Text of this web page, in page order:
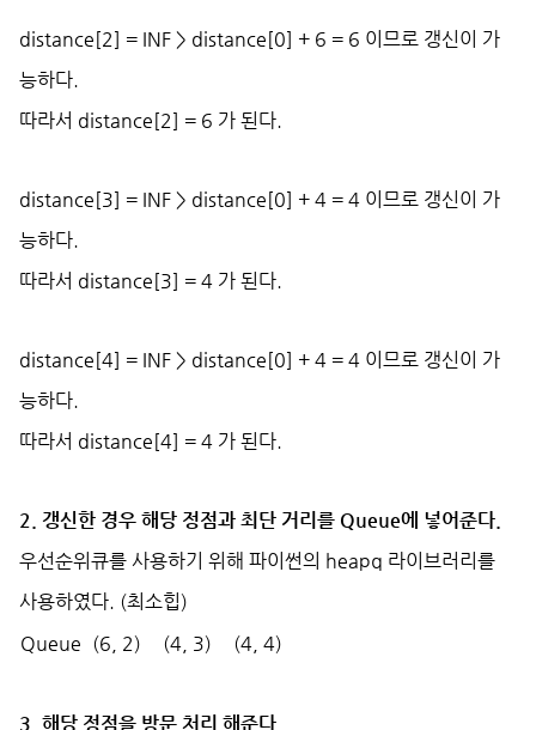
distance[2] = INF > distance[0] + 6 = 6 이므로 갱신이 가
능하다.
따라서 distance[2] = 6 가 된다.
distance[3] = INF > distance[0] + 4 = 4 이므로 갱신이 가
능하다.
따라서 distance[3] = 4 가 된다.
distance[4] = INF > distance[0] + 4 = 4 이므로 갱신이 가
능하다.
따라서 distance[4] = 4 가 된다.
2. 갱신한 경우 해당 정점과 최단 거리를 Queue에 넣어준다.
우선순위큐를 사용하기 위해 파이썬의 heapq 라이브러리를
사용하였다. (최소힙)
Queue (6, 2) (4, 3) (4, 4)
3. 해당 정점을 방문 처리 해준다.